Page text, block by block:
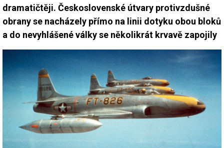
dramatičtěji. Československé útvary protivzdušné
obrany se nacházely přímo na linii dotyku obou bloků
a do nevyhlášené války se několikrát krvavě zapojily